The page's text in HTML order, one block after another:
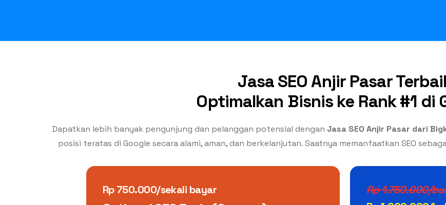
Jasa SEO Anjir Pasar
Optimalkan Bisnis ke Rank #1 di
Dapatkan lebih banyak pengunjung dan pelanggan potensial dengan Jasa SEO Anjir Pasar dari
posisi teratas di Google secara alami, aman, dan berkelanjutan. Saatnya memanfaatkan SEO
Rp 750.000/sekali bayar
Rp 1.750.000/